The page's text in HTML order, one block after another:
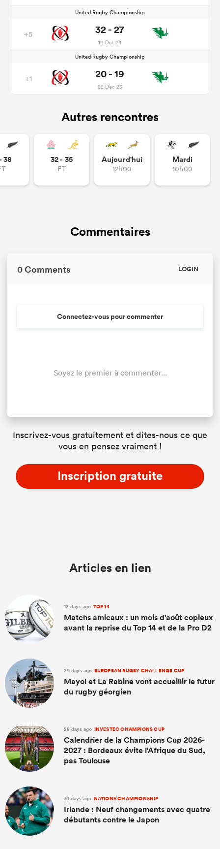
United Rugby Championship
+5 32 - 27
12 Oct 24
United Rugby Championship
+1 20 - 19
22 Dec 23
Autres rencontres
38 32 - 35
FT
Aujourd'hui
12h00
Mardi
10h00
Commentaires
0 Comments LOGIN
Connectez-vous pour commenter
Soyez le premier à commenter...
Inscrivez-vous gratuitement et dites-nous ce que
vous en pensez vraiment !
Inscription gratuite
Articles en lien
12 days ago TOP 14
Matchs amicaux : un mois d'août copieux
avant la reprise du Top 14 et de la Pro D2
29 days ago EUROPEAN RUGBY CHALLENGE CUP
Mayol et La Rabine vont accueillir le futur
du rugby géorgien
29 days ago INVESTEC CHAMPIONS CUP
Calendrier de la Champions Cup 2026-
2027 : Bordeaux évite l'Afrique du Sud,
pas Toulouse
30 days ago NATIONS CHAMPIONSHIP
Irlande : Neuf changements avec quatre
débutants contre le Japon